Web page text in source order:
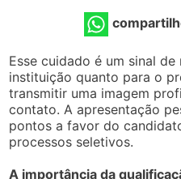
Esse cuidado é um sinal
instituição quanto para o
transmitir uma imagem
contato. A apresentação
pontos a favor do
processos seletivos.
A importância da